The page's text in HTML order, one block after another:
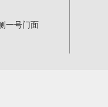
一号门面